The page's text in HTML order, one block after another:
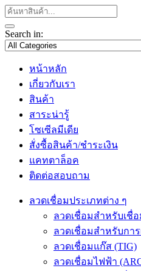
Search in:
หน้าหลัก
เกี่ยวกับเรา
สินค้า
สาระน่ารู้
โซเซีลมีเดีย
สั่งซื้อสินค้า/ชำระเงิน
แคทตาล็อค
ติดต่อสอบถาม
ลวดเชื่อมประเภทต่าง ๆ
ลวดเชื่อมสำหรับเชื่อ
ลวดเชื่อมสำหรับกา
ลวดเชื่อมแก๊ส (TIG)
ลวดเชื่อมไฟฟ้า